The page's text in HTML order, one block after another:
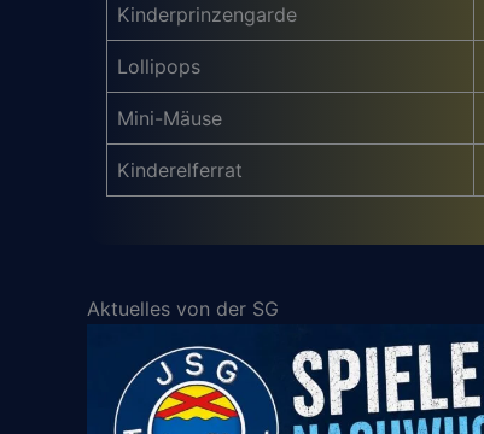
Kinderprinzengarde
Lollipops
Mini-Mäuse
Kinderelferrat
Aktuelles von der SG